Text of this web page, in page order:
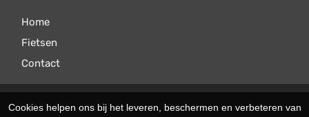
Home
Fietsen
Contact
© 2026 Velomax. Ondersteund door
SitePack ®
Cookies helpen ons bij het leveren, beschermen en verbeteren van